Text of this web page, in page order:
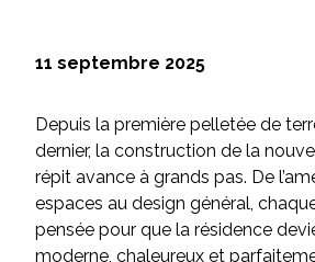
11 septembre 2025
Depuis la première pelletée de
dernier, la construction de la
répit avance à grands pas. De
espaces au design général,
pensée pour que la résidence
moderne, chaleureux et